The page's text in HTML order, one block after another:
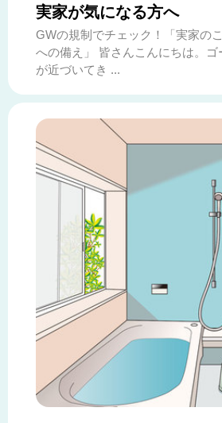
実家が気になる方へ
GWの規制でチェック！「実家の
への備え」 皆さんこんにちは。ゴ
が近づいてき ...